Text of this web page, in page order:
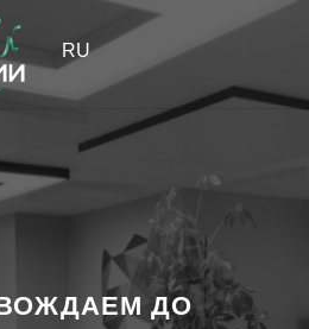
RU
ДО